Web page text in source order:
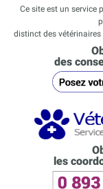
Ce site est un service
distinct des vétérinaires
des
les